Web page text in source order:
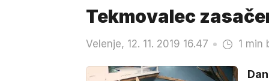
Tekmovalec
Velenje, 12. 11. 2019 16.47 1 min